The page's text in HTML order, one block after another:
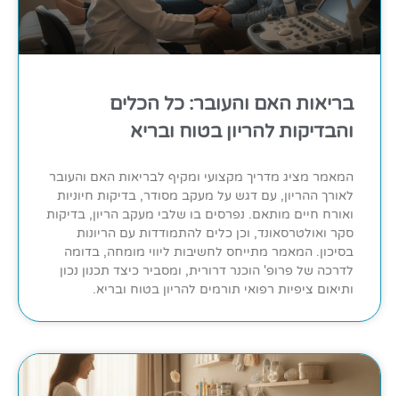
בריאות האם והעובר: כל הכלים
והבדיקות להריון בטוח ובריא
המאמר מציג מדריך מקצועי ומקיף לבריאות האם והעובר
לאורך ההריון, עם דגש על מעקב מסודר, בדיקות חיוניות
ואורח חיים מותאם. נפרסים בו שלבי מעקב הריון, בדיקות
סקר ואולטרסאונד, וכן כלים להתמודדות עם הריונות
בסיכון. המאמר מתייחס לחשיבות ליווי מומחה, בדומה
לדרכה של פרופ' הוכנר דרורית, ומסביר כיצד תכנון נכון
ותיאום ציפיות רפואי תורמים להריון בטוח ובריא.